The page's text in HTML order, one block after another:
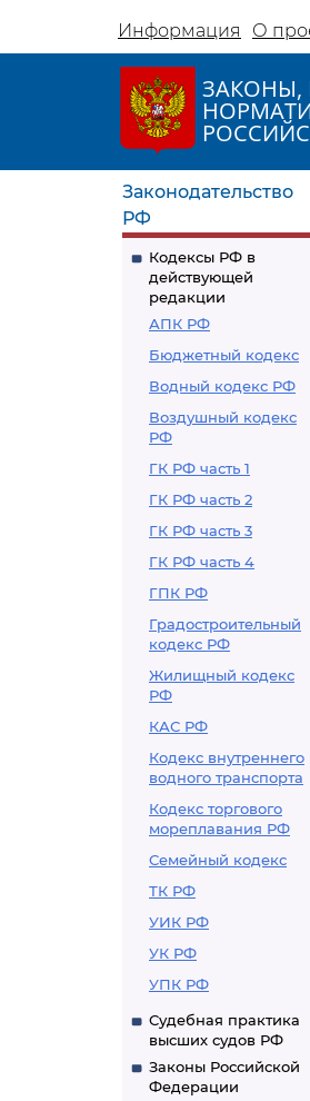
Информация О
ЗАКОНЫ,
Законодательство
РФ
Кодексы РФ в
действующей
редакции
АПК РФ
Бюджетный кодекс
Водный кодекс РФ
Воздушный кодекс
РФ
ГК РФ часть 1
ГК РФ часть 2
ГК РФ часть 3
ГК РФ часть 4
ГПК РФ
Градостроительный
кодекс РФ
Жилищный кодекс
РФ
КАС РФ
Кодекс внутреннего
водного транспорта
Кодекс торгового
мореплавания РФ
Семейный кодекс
ТК РФ
УИК РФ
УК РФ
УПК РФ
Судебная практика
высших судов РФ
Законы Российской
Федерации